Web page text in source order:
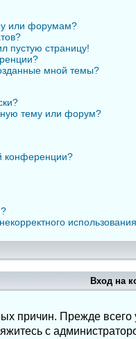
или форумам?
пустую страницу!
мной темы?
тему или форум?
конференции?
Вход на
причин. Прежде
с